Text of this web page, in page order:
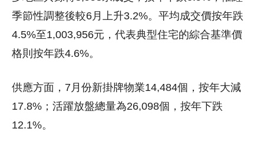
季節性調整後較6月上升3.2%。平均成交價按年跌
4.5%至1,003,956元，代表典型住宅的綜合基準價
格則按年跌4.6%。
供應方面，7月份新掛牌物業14,484個，按年大減
17.8%；活躍放盤總量為26,098個，按年下跌
12.1%。